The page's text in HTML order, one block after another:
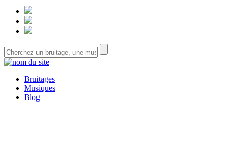
Bruitages
Musiques
Blog